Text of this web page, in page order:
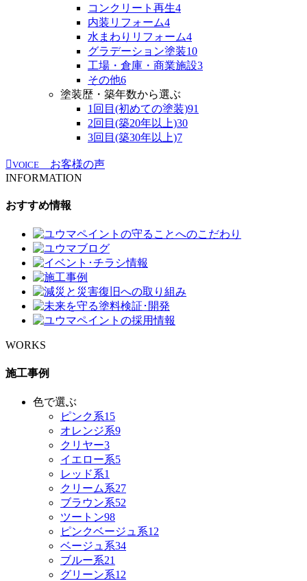
コンクリート再生4
内装リフォーム4
水まわりリフォーム4
グラデーション塗装10
工場・倉庫・商業施設3
その他6
塗装歴・築年数から選ぶ
1回目(初めての塗装)91
2回目(築20年以上)30
3回目(築30年以上)7
VOICE
お客様の声
INFORMATION
おすすめ情報
WORKS
施工事例
色で選ぶ
ピンク系15
オレンジ系9
クリヤー3
イエロー系5
レッド系1
クリーム系27
ブラウン系52
ツートン98
ピンクベージュ系12
ベージュ系34
ブルー系21
グリーン系12